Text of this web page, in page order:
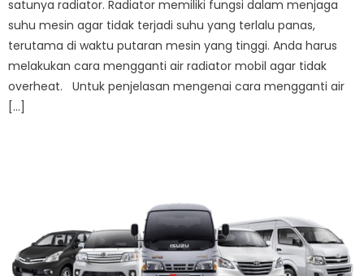
satunya radiator. Radiator memiliki fungsi dalam menjaga
suhu mesin agar tidak terjadi suhu yang terlalu panas,
terutama di waktu putaran mesin yang tinggi. Anda harus
melakukan cara mengganti air radiator mobil agar tidak
overheat. Untuk penjelasan mengenai cara mengganti air
[…]